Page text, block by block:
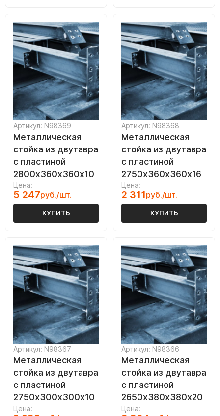
Артикул: N98369
Металлическая
стойка из двутавра
с пластиной
2800х360х360х10
Цена:
5 247руб./шт.
КУПИТЬ
Артикул: N98368
Металлическая
стойка из двутавра
с пластиной
2750х360х360х16
Цена:
2 311руб./шт.
КУПИТЬ
Артикул: N98367
Металлическая
стойка из двутавра
с пластиной
2750х300х300х10
Цена:
Артикул: N98366
Металлическая
стойка из двутавра
с пластиной
2650х380х380х20
Цена: